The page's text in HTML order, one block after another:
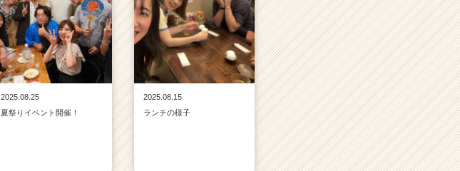
2025.08.25
夏祭りイベント開催！
2025.08.15
ランチの様子